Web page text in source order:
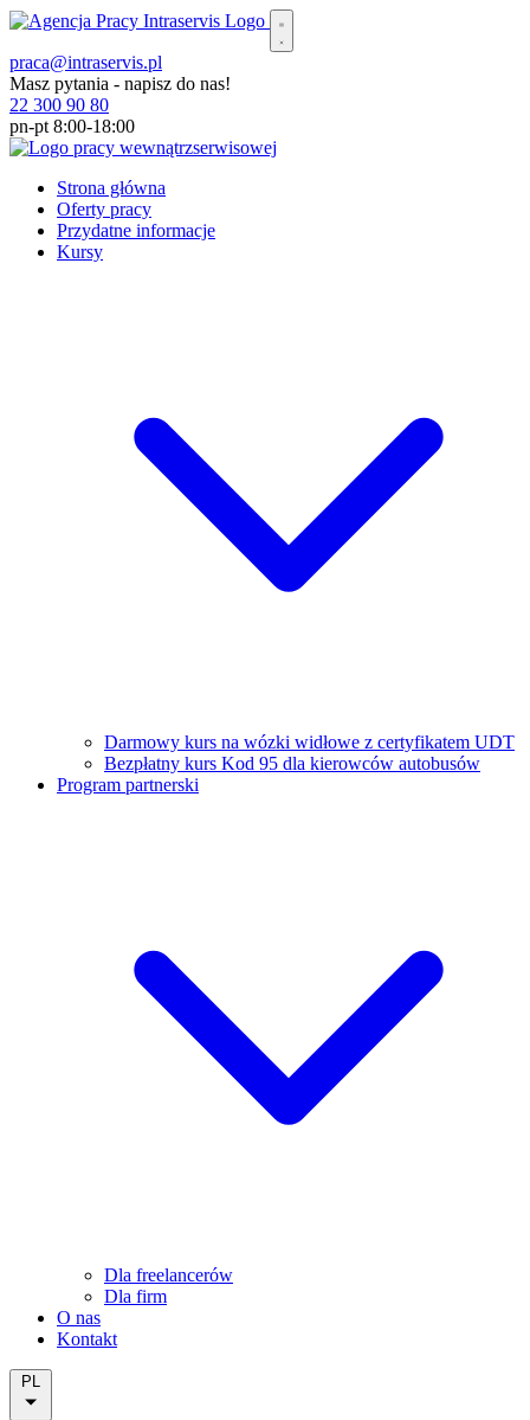
praca@intraservis.pl
Masz pytania - napisz do nas!
22 300 90 80
pn-pt 8:00-18:00
Strona główna
Oferty pracy
Przydatne informacje
Kursy
Darmowy kurs na wózki widłowe z certyfikatem UDT
Bezpłatny kurs Kod 95 dla kierowców autobusów
Program partnerski
Dla freelancerów
Dla firm
O nas
Kontakt
PL